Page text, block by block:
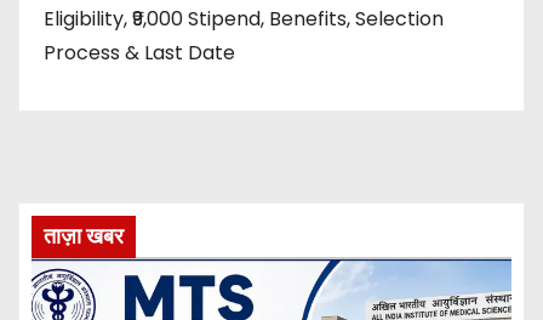
Eligibility, ₹9,000 Stipend, Benefits, Selection
Process & Last Date
ताज़ा खबर